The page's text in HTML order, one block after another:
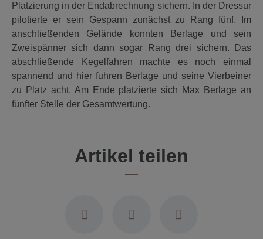
Platzierung in der Endabrechnung sichern. In der Dressur
pilotierte er sein Gespann zunächst zu Rang fünf. Im
anschließenden Gelände konnten Berlage und sein
Zweispänner sich dann sogar Rang drei sichern. Das
abschließende Kegelfahren machte es noch einmal
spannend und hier fuhren Berlage und seine Vierbeiner
zu Platz acht. Am Ende platzierte sich Max Berlage an
fünfter Stelle der Gesamtwertung.
Artikel teilen